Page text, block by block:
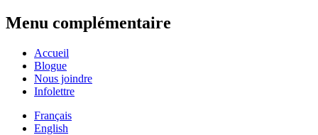
Menu complémentaire
Accueil
Blogue
Nous joindre
Infolettre
Français
English